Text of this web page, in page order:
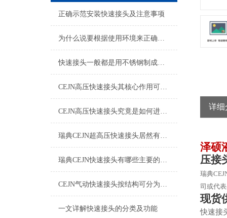
正确示范安装快速接头及注意事项
为什么说要根据使用环境来正确的选择快速接头呢？
快速接头一般都是用不锈钢制成，那么该如何清洗维护呢？
CEJN高压快速接头其核心作用可归纳为以下方面
CEJN高压快速接头究竟是如何进行安装的呢？
瑞典CEJN超高压快速接头居然有如此广泛的应用领域
瑞典CEJN快速接头有哪些主要的优势呢？
CEJN气动快速接头按结构可分为哪几种类型呢？
一文详解快速接头的分类及功能
详细
泽硕
压接
瑞典
司或代
现货
快速接